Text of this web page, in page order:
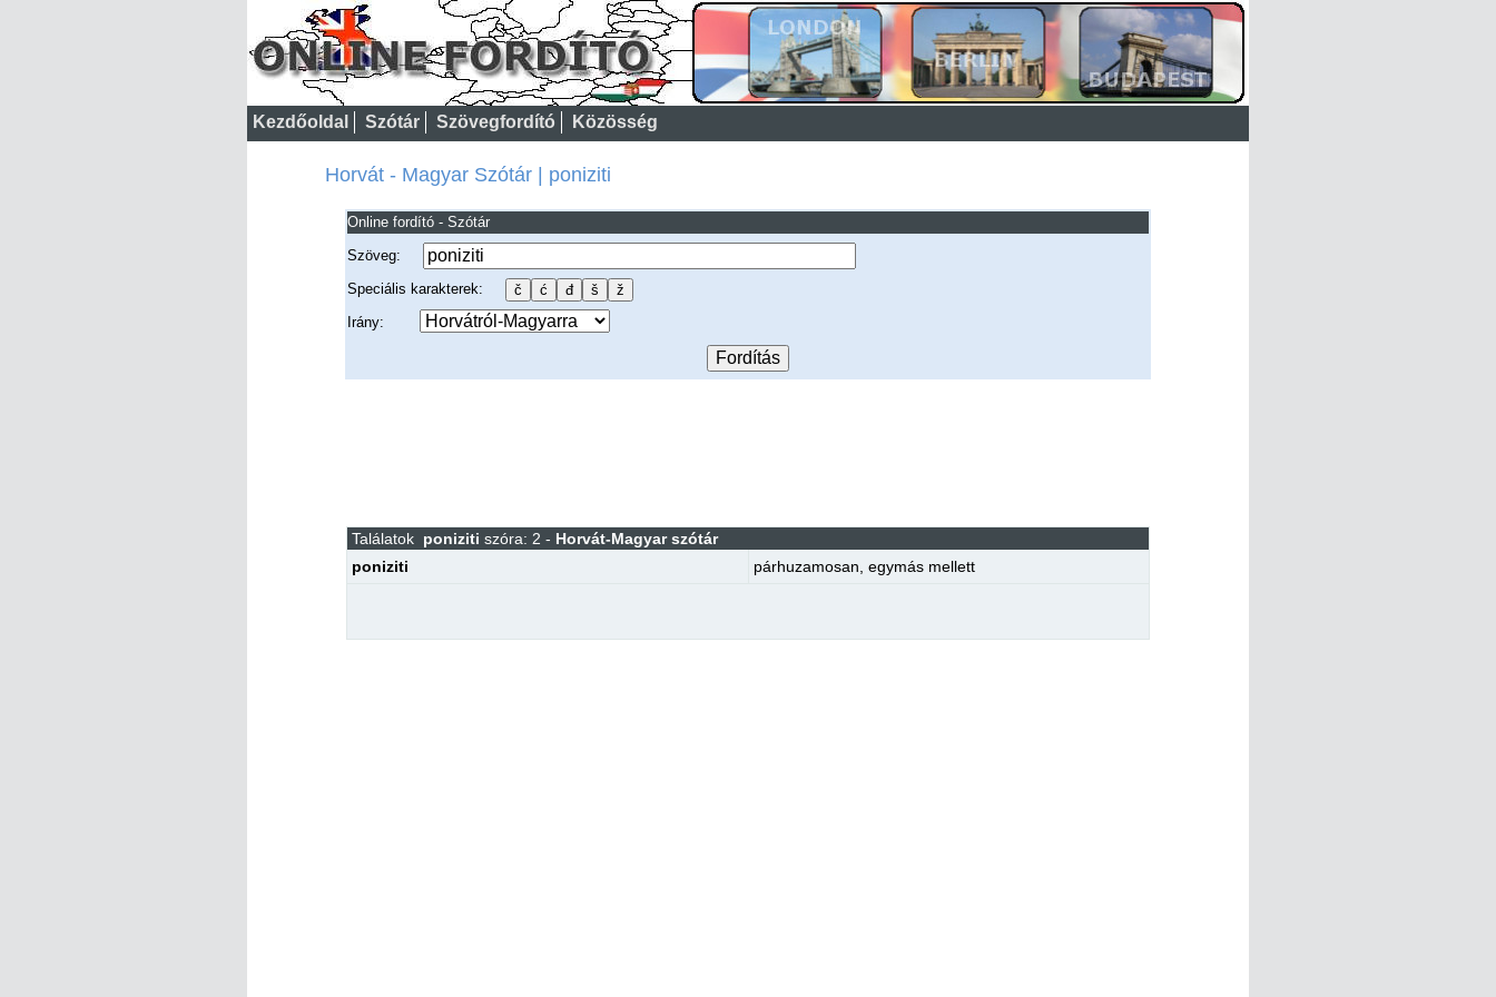
Kezdőoldal Szótár Szövegfordító Közösség
Horvát - Magyar Szótár | poniziti
Online fordító - Szótár
Szöveg:
Speciális karakterek:
Irány:
Találatok poniziti szóra: 2 - Horvát-Magyar szótár
poniziti
párhuzamosan egymás mellett